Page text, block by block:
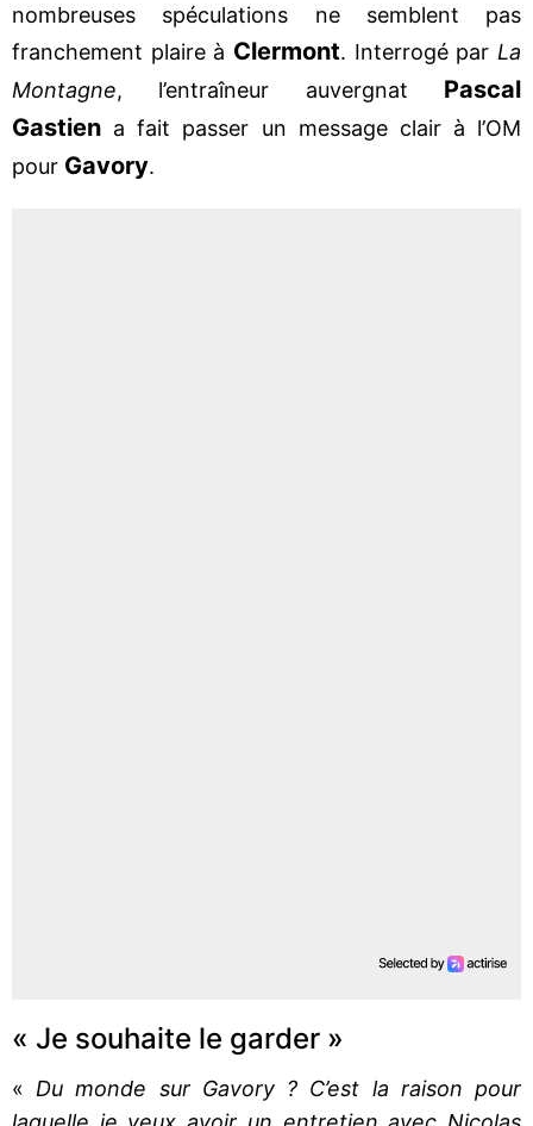
nombreuses spéculations ne semblent pas
franchement plaire à Clermont. Interrogé par La
Montagne, l’entraîneur auvergnat
Pascal
Gastien a fait passer un message clair à l’OM
pour Gavory.
« Je souhaite le garder »
« Du monde sur Gavory ? C’est la raison pour